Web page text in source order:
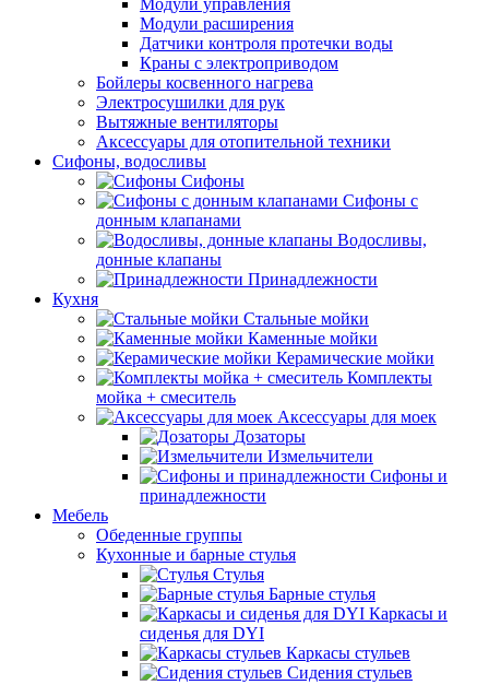
Модули управления
Модули расширения
Датчики контроля протечки воды
Краны с электроприводом
Бойлеры косвенного нагрева
Электросушилки для рук
Вытяжные вентиляторы
Аксессуары для отопительной техники
Сифоны, водосливы
Сифоны
Сифоны с
донным клапанами
Водосливы,
донные клапаны
Принадлежности
Кухня
Стальные мойки
Каменные мойки
Керамические мойки
Комплекты
мойка + смеситель
Аксессуары для моек
Дозаторы
Измельчители
Сифоны и
принадлежности
Мебель
Обеденные группы
Кухонные и барные стулья
Стулья
Барные стулья
Каркасы и
сиденья для DYI
Каркасы стульев
Сидения стульев